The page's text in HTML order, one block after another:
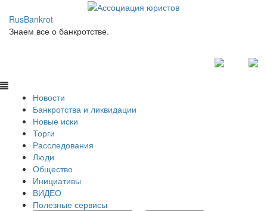
RusBankrot
Знаем все о банкротстве.
Новости
Банкротства и ликвидации
Новые иски
Торги
Расследования
Люди
Общество
Инициативы
ВИДЕО
Полезные сервисы